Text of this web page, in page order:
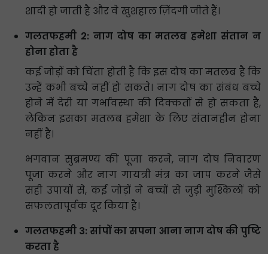
शादी हो जाती है और वे खुशहाल ज़िंदगी जीते हैं।
गलतफहमी 2: नाग दोष का मतलब हमेशा संतान न
होना होता है
कई जोड़ों को चिंता होती है कि इस दोष का मतलब है कि
उन्हें कभी बच्चे नहीं हो सकते। नाग दोष का संबंध बच्चे
होने में देरी या गर्भावस्था की दिक्कतों से हो सकता है,
लेकिन इसका मतलब हमेशा के लिए संतानहीन होना
नहीं है।
भगवान सुब्रमण्य की पूजा करने, नाग दोष निवारण
पूजा करने और नाग गायत्री मंत्र का जाप करने जैसे
सही उपायों से, कई जोड़ों ने बच्चों से जुड़ी मुश्किलों को
सफलतापूर्वक दूर किया है।
गलतफहमी 3: सांपों का सपना आना नाग दोष की पुष्टि
करता है